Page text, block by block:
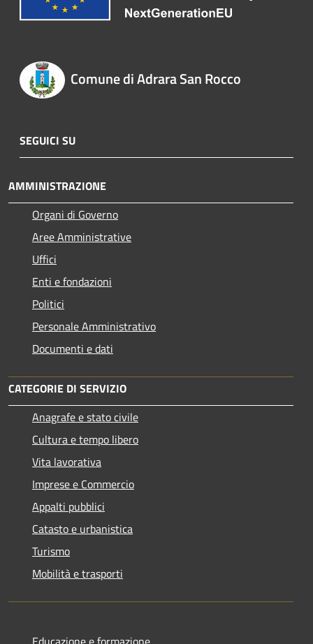
Comune di Adrara San Rocco
SEGUICI SU
AMMINISTRAZIONE
Organi di Governo
Aree Amministrative
Uffici
Enti e fondazioni
Politici
Personale Amministrativo
Documenti e dati
CATEGORIE DI SERVIZIO
Anagrafe e stato civile
Cultura e tempo libero
Vita lavorativa
Imprese e Commercio
Appalti pubblici
Catasto e urbanistica
Turismo
Mobilità e trasporti